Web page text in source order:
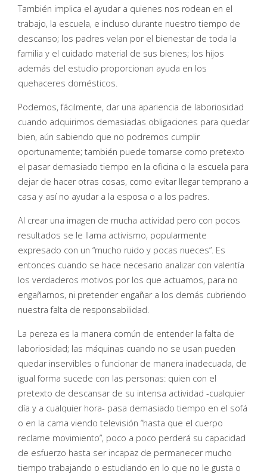
También implica el ayudar a quienes nos rodean en el
trabajo, la escuela, e incluso durante nuestro tiempo de
descanso; los padres velan por el bienestar de toda la
familia y el cuidado material de sus bienes; los hijos
además del estudio proporcionan ayuda en los
quehaceres domésticos.
Podemos, fácilmente, dar una apariencia de laboriosidad
cuando adquirimos demasiadas obligaciones para quedar
bien, aún sabiendo que no podremos cumplir
oportunamente; también puede tomarse como pretexto
el pasar demasiado tiempo en la oficina o la escuela para
dejar de hacer otras cosas, como evitar llegar temprano a
casa y así no ayudar a la esposa o a los padres.
Al crear una imagen de mucha actividad pero con pocos
resultados se le llama activismo, popularmente
expresado con un “mucho ruido y pocas nueces”. Es
entonces cuando se hace necesario analizar con valentía
los verdaderos motivos por los que actuamos, para no
engañarnos, ni pretender engañar a los demás cubriendo
nuestra falta de responsabilidad.
La pereza es la manera común de entender la falta de
laboriosidad; las máquinas cuando no se usan pueden
quedar inservibles o funcionar de manera inadecuada, de
igual forma sucede con las personas: quien con el
pretexto de descansar de su intensa actividad -cualquier
día y a cualquier hora- pasa demasiado tiempo en el sofá
o en la cama viendo televisión “hasta que el cuerpo
reclame movimiento”, poco a poco perderá su capacidad
de esfuerzo hasta ser incapaz de permanecer mucho
tiempo trabajando o estudiando en lo que no le gusta o